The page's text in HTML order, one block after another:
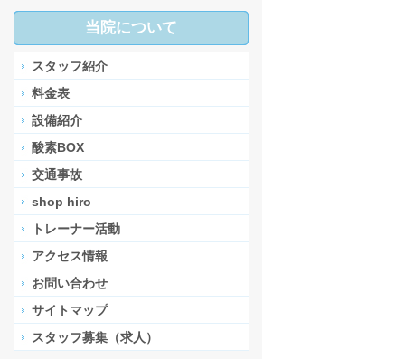
当院について
スタッフ紹介
料金表
設備紹介
酸素BOX
交通事故
shop hiro
トレーナー活動
アクセス情報
お問い合わせ
サイトマップ
スタッフ募集（求人）